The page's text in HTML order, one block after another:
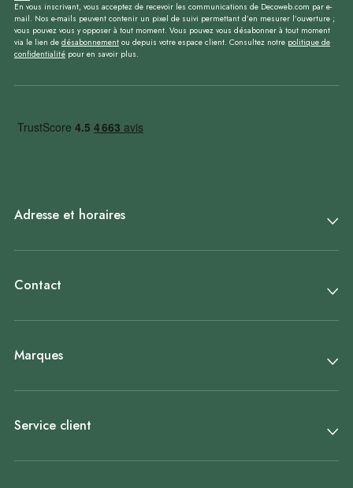
En vous inscrivant, vous acceptez de recevoir les communications de Decoweb.com par e-
mail. Nos e-mails peuvent contenir un pixel de suivi permettant d’en mesurer l’ouverture ;
vous pouvez vous y opposer à tout moment. Vous pouvez vous désabonner à tout moment
via le lien de désabonnement ou depuis votre espace client. Consultez notre politique de
confidentialité pour en savoir plus.
Adresse et horaires
Contact
Marques
Service client